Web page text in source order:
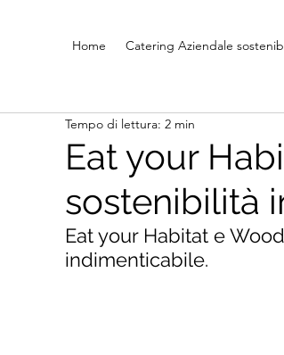
Home Catering Aziendale
Eat your
sostenibilità
Tempo di lettura: 2 min
Eat your Habitat e
indimenticabile.